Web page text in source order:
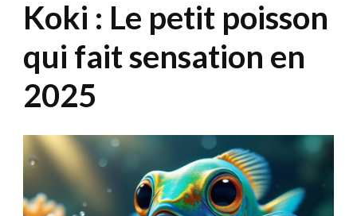
Koki : Le petit poisson
qui fait sensation en
2025